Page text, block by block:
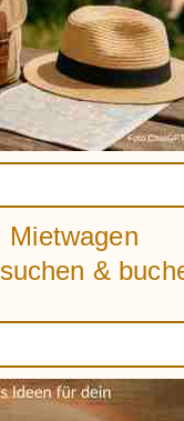
Mietwagen
&